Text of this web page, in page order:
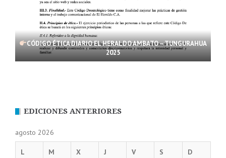
CÓDIGO ÉTICA DIARIO EL HERALDO AMBATO – TUNGURAHUA
2025
EDICIONES ANTERIORES
agosto 2026
L M X J V S D